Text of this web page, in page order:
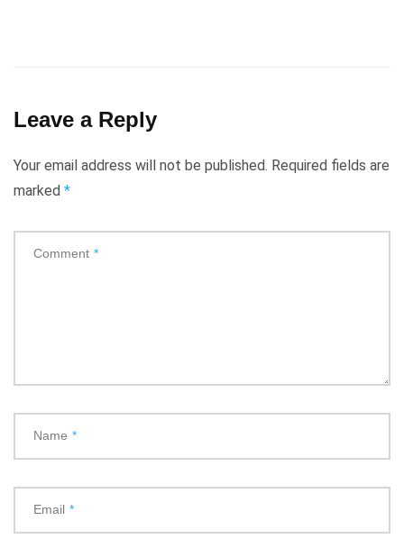
Leave a Reply
Your email address will not be published. Required fields are
marked *
Comment *
Name *
Email *